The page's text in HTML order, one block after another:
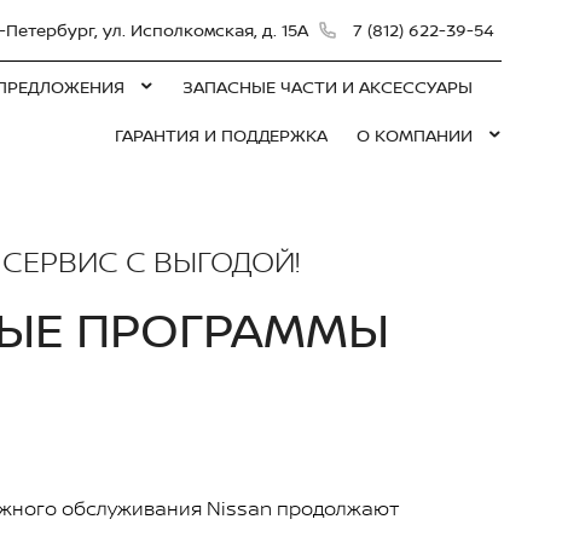
Петербург, ул. Исполкомская, д. 15А 7 (812) 622-39-54
ЗАПАСНЫЕ ЧАСТИ И АКСЕССУАРЫ
ГАРАНТИЯ И ПОДДЕРЖКА О КОМПАНИИ
С ВЫГОДОЙ!
ПРОГРАММЫ
обслуживания Nissan продолжают